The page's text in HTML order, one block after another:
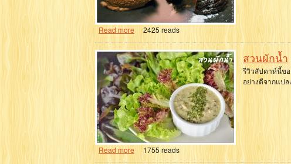
Read more 2425 reads
สวนผักน้ำ
รีวิวสัปดาห์นี้ข
อย่างดีจากแป
Read more 1755 reads